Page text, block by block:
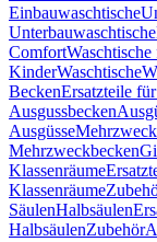
Einbauwaschtische
Unterbauwaschtische
Comfort
KinderWaschtische
BeckenErsatzteile
Ausgussbecken
Ausgüsse
Mehrzweckbecken
Klassenräume
Klassenräume
SäulenHalbsäulen
HalbsäulenZubehör